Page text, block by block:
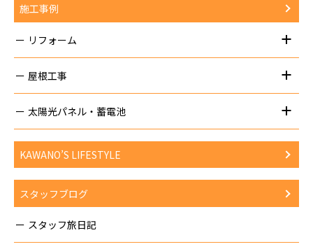
施工事例
リフォーム
屋根工事
太陽光パネル・蓄電池
KAWANO’S LIFESTYLE
スタッフブログ
スタッフ旅日記